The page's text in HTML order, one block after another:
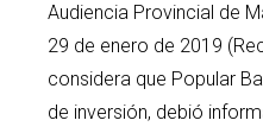
Audiencia Provincial de
29 de enero de 2019
considera que Popular
de inversión, debió